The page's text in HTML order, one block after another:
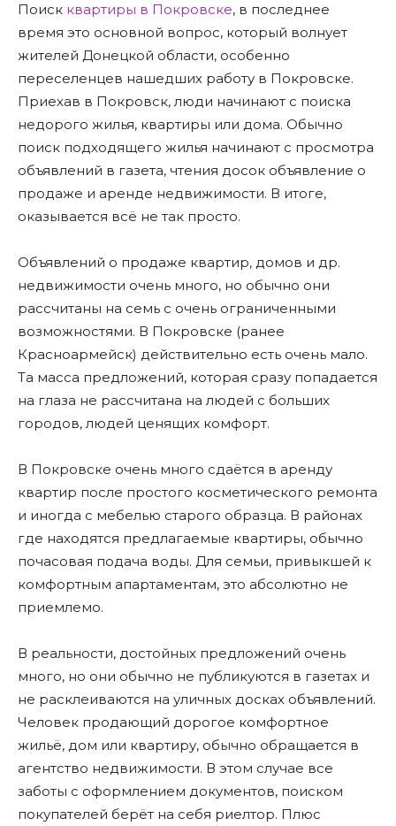
Поиск квартиры в Покровске, в последнее
время это основной вопрос, который волнует
жителей Донецкой области, особенно
переселенцев нашедших работу в Покровске.
Приехав в Покровск, люди начинают с поиска
недорого жилья, квартиры или дома. Обычно
поиск подходящего жилья начинают с просмотра
объявлений в газета, чтения досок объявление о
продаже и аренде недвижимости. В итоге,
оказывается всё не так просто.
Объявлений о продаже квартир, домов и др.
недвижимости очень много, но обычно они
рассчитаны на семь с очень ограниченными
возможностями. В Покровске (ранее
Красноармейск) действительно есть очень мало.
Та масса предложений, которая сразу попадается
на глаза не рассчитана на людей с больших
городов, людей ценящих комфорт.
В Покровске очень много сдаётся в аренду
квартир после простого косметического ремонта
и иногда с мебелью старого образца. В районах
где находятся предлагаемые квартиры, обычно
почасовая подача воды. Для семьи, привыкшей к
комфортным апартаментам, это абсолютно не
приемлемо.
В реальности, достойных предложений очень
много, но они обычно не публикуются в газетах и
не расклеиваются на уличных досках объявлений.
Человек продающий дорогое комфортное
жильё, дом или квартиру, обычно обращается в
агентство недвижимости. В этом случае все
заботы с оформлением документов, поиском
покупателей берёт на себя риелтор. Плюс